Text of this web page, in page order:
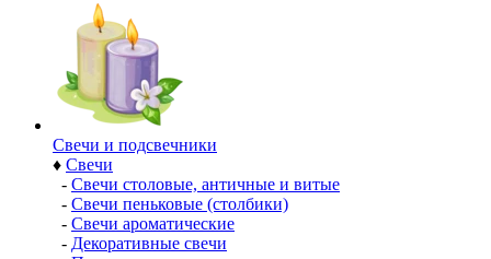
Свечи и подсвечники
♦ Свечи
- Свечи столовые, античные и витые
- Свечи пеньковые (столбики)
- Свечи ароматические
- Декоративные свечи